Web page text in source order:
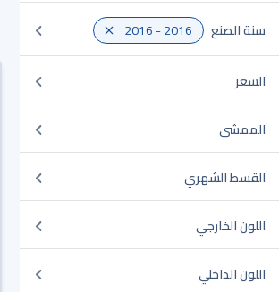
سنة الصنع 2016 - 2016
السعر
الممشى
القسط الشهري
اللون الخارجي
اللون الداخلي